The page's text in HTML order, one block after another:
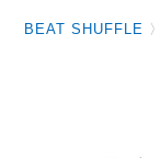
BEAT SHUFFLE